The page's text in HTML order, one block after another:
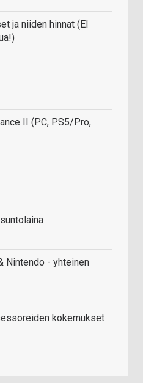
ja niiden hinnat (EI
II (PC, PS5/Pro,
Nintendo - yhteinen
kokemukset